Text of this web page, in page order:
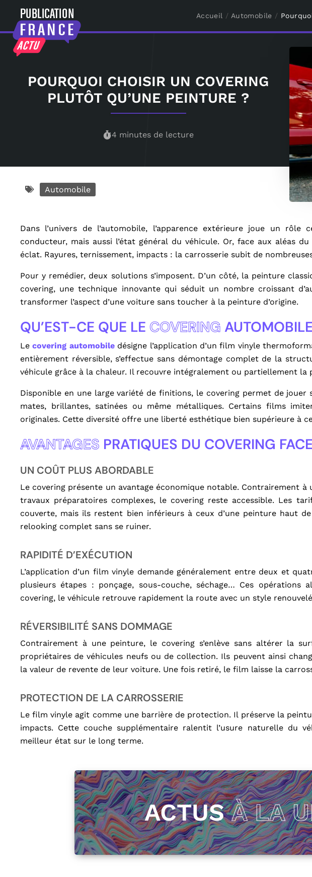
Accueil / Automobile /
POURQUOI CHOISIR UN COVERING
PLUTÔT QU’UNE PEINTURE ?
4 minutes de lecture
Automobile
Dans l’univers de l’automobile, l’apparence extérieure joue un
conducteur, mais aussi l’état général du véhicule. Or, face aux aléas
éclat. Rayures, ternissement, impacts : la carrosserie subit de
Pour y remédier, deux solutions s’imposent. D’un côté, la peinture
covering, une technique innovante qui séduit un nombre croissant
transformer l’aspect d’une voiture sans toucher à la peinture d’origine.
QU’EST-CE QUE LE COVERING
Lecovering automobiledésigne l’application d’un film vinyle
entièrement réversible, s’effectue sans démontage complet de la
véhicule grâce à la chaleur. Il recouvre intégralement ou partiellement la
Disponible en une large variété de finitions, le covering permet de
mates, brillantes, satinées ou même métalliques. Certains films
originales. Cette diversité offre une liberté esthétique bien supérieure à
AVANTAGES PRATIQUES DU COVERING
UN COÛT PLUS ABORDABLE
Le covering présente un avantage économique notable. Contrairement
travaux préparatoires complexes, le covering reste accessible. Les
couverte, mais ils restent bien inférieurs à ceux d’une peinture haut
relooking complet sans se ruiner.
RAPIDITÉ D’EXÉCUTION
L’application d’un film vinyle demande généralement entre deux et
plusieurs étapes : ponçage, sous-couche, séchage… Ces opérations
covering, le véhicule retrouve rapidement la route avec un style
RÉVERSIBILITÉ SANS DOMMAGE
Contrairement à une peinture, le covering s’enlève sans altérer la
propriétaires de véhicules neufs ou de collection. Ils peuvent ainsi
la valeur de revente de leur voiture. Une fois retiré, le film laisse la
PROTECTION DE LA CARROSSERIE
Le film vinyle agit comme une barrière de protection. Il préserve la
impacts. Cette couche supplémentaire ralentit l’usure naturelle du
meilleur état sur le long terme.
ACTUSÀ LA